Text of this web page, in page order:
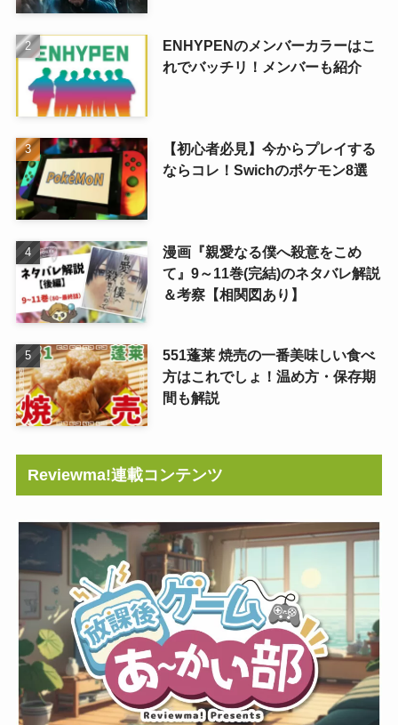
ENHYPENのメンバーカラーはこ
れでバッチリ！メンバーも紹介
【初心者必見】今からプレイする
ならコレ！Swichのポケモン8選
漫画『親愛なる僕へ殺意をこめ
て』9～11巻(完結)のネタバレ解説
＆考察【相関図あり】
551蓬莱 焼売の一番美味しい食べ
方はこれでしょ！温め方・保存期
間も解説
Reviewma!連載コンテンツ